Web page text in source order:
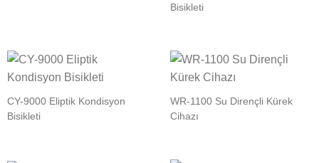
Bisikleti
CY-9000 Eliptik Kondisyon
Bisikleti
WR-1100 Su Dirençli Kürek
Cihazı